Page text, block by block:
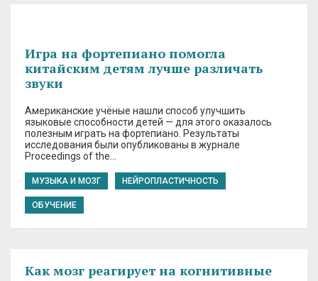
Игра на фортепиано помогла
китайским детям лучше различать
звуки
Американские учёные нашли способ улучшить
языковые способности детей — для этого оказалось
полезным играть на фортепиано. Результаты
исследования были опубликованы в журнале
Proceedings of the…
МУЗЫКА И МОЗГ НЕЙРОПЛАСТИЧНОСТЬ
ОБУЧЕНИЕ
Как мозг реагирует на когнитивные